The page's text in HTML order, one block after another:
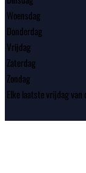
Woensdag
Donderdag
Vrijdag
Zaterdag
Zondag
Elke laatste vrijdag van